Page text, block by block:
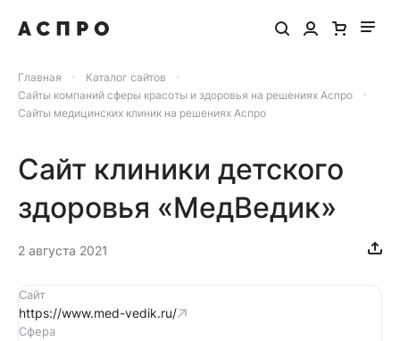
Главная
Каталог сайтов
Сайты компаний сферы красоты и здоровья на решениях Аспро
Сайты медицинских клиник на решениях Аспро
Сайт клиники детского
здоровья «МедВедик»
2 августа 2021
Сайт
https://www.med-vedik.ru/
Сфера